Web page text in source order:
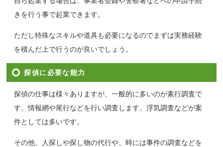
きを行う事で起業できます。
ただし特殊なスキルや道具も必要になるのでまずは実務経験
を積んだ上で行うのが良いでしょう。
探偵に必要な能力
探偵の仕事は様々ありますが、一般的に多いのが素行調査で
す。情報網や尾行などを行い調査します。浮気調査などが案
件としては多いです。
その他、人探しや探し物の代行や、時には事件の調査などを